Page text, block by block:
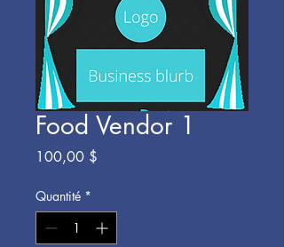
Food Vendor 1
100,00 $
Quantité *